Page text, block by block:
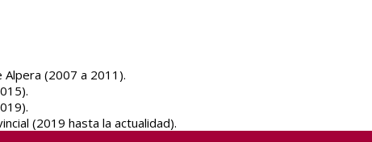
Alpera (2007 a 2011).
(2019 hasta la actualidad).